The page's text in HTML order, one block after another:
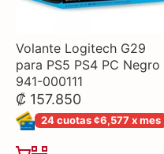
Volante Logitech G29
para PS5 PS4 PC Negro
941-000111
₡ 157.850
24 cuotas ¢6,577 x mes